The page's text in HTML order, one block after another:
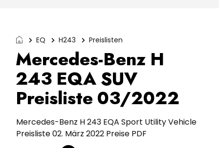
EQ H243 Preislisten
Mercedes-Benz H
243 EQA SUV
Preisliste 03/2022
Mercedes-Benz H 243 EQA Sport Utility Vehicle
Preisliste 02. März 2022 Preise PDF